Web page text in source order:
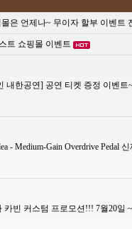
은 언제나~ 무이자 할부 이벤트
트 쇼핑몰 이벤트
내한공연] 공연 티켓 증정 이벤트
- Medium-Gain Overdrive
카빈 커스텀 프로모션!!! 7월20일